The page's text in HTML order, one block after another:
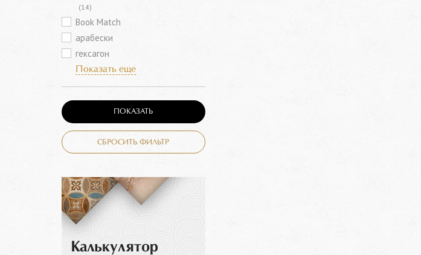
(14)
Book Match
арабески
гексагон
Показать еще
ПОКАЗАТЬ
СБРОСИТЬ ФИЛЬТР
Калькулятор